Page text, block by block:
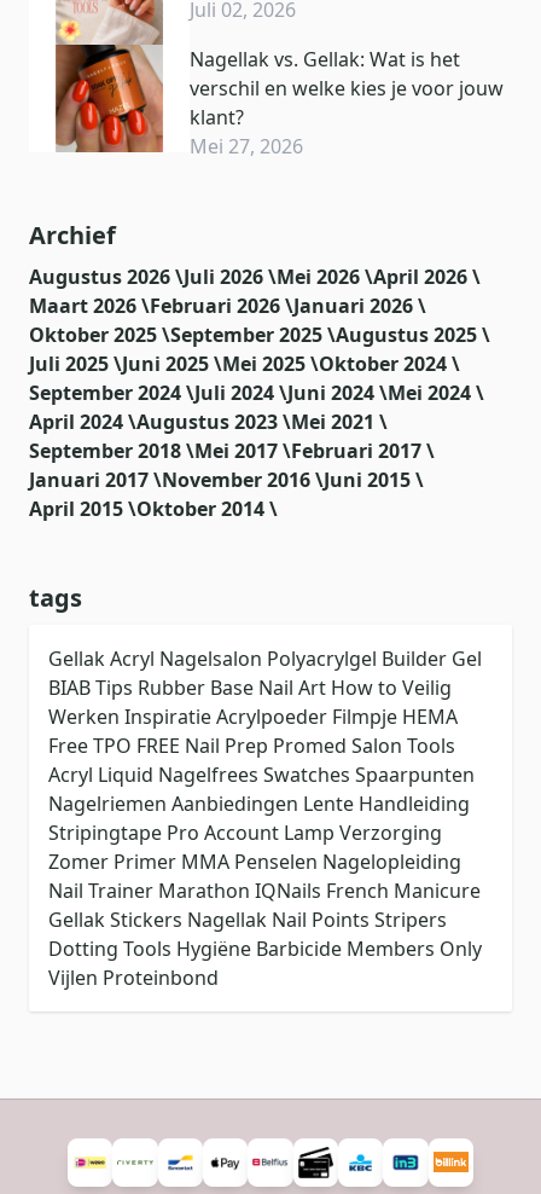
Juli 02, 2026
Nagellak vs. Gellak: Wat is het
verschil en welke kies je voor jouw
klant?
Mei 27, 2026
Archief
Augustus 2026 \Juli 2026 \Mei 2026 \April 2026 \
Maart 2026 \Februari 2026 \Januari 2026 \
Oktober 2025 \September 2025 \Augustus 2025 \
Juli 2025 \Juni 2025 \Mei 2025 \Oktober 2024 \
September 2024 \Juli 2024 \Juni 2024 \Mei 2024 \
April 2024 \Augustus 2023 \Mei 2021 \
September 2018 \Mei 2017 \Februari 2017 \
Januari 2017 \November 2016 \Juni 2015 \
April 2015 \Oktober 2014 \
tags
GellakAcryl Nagelsalon Polyacrylgel Builder Gel
BIABTips Rubber Base Nail Art How to Veilig
Werken InspiratieAcrylpoeder Filmpje HEMA
FreeTPO FREE Nail Prep Promed Salon Tools
Acryl Liquid Nagelfrees Swatches Spaarpunten
Nagelriemen Aanbiedingen Lente Handleiding
Stripingtape Pro Account Lamp Verzorging
Zomer Primer MMA Penselen Nagelopleiding
Nail Trainer Marathon IQNails French Manicure
Gellak Stickers Nagellak Nail Points Stripers
Dotting Tools Hygiëne Barbicide Members Only
Vijlen Proteinbond